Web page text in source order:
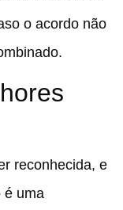
o acordo não
reconhecida, e
é uma